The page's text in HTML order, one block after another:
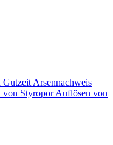
GutzeitArsennachweis
von StyroporAuflösen von